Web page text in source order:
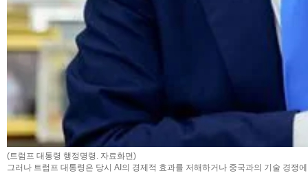
(트럼프 대통령 행정명령. 자료화면)
그러나 트럼프 대통령은 당시 AI의 경제적 효과를 저해하거나 중국과의 기술 경쟁에